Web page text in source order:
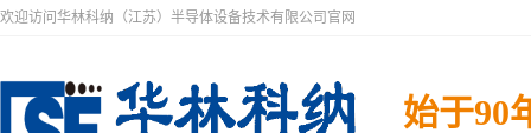
欢迎访问华林科纳（江苏）半导体设备技术有限公司官网
始于90